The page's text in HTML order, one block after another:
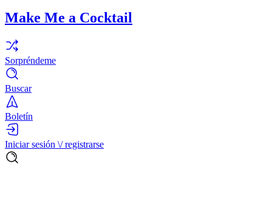
Make Me a Cocktail
Sorpréndeme
Buscar
Boletín
Iniciar sesión \/ registrarse